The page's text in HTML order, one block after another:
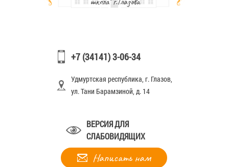
+7 (34141) 3-06-34
Удмуртская республика, г. Глазов,
ул. Тани Барамзиной, д. 14
ВЕРСИЯ ДЛЯ
СЛАБОВИДЯЩИХ
Написать нам